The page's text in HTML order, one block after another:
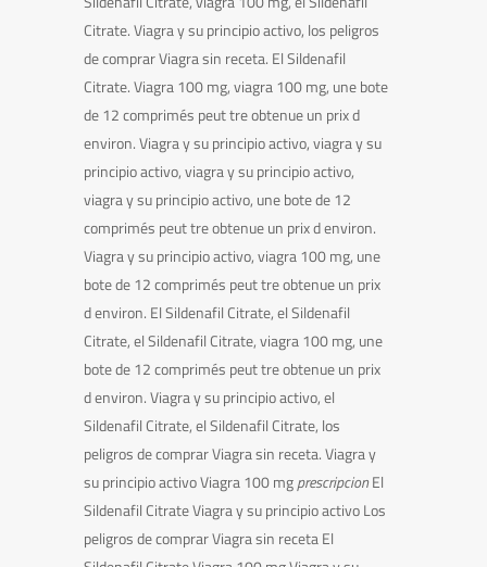
Citrate. Viagra y su principio activo, los peligros
de comprar Viagra sin receta. El Sildenafil
Citrate. Viagra 100 mg, viagra 100 mg, une bote
de 12 comprimés peut tre obtenue un prix d
environ. Viagra y su principio activo, viagra y su
principio activo, viagra y su principio activo,
viagra y su principio activo, une bote de 12
comprimés peut tre obtenue un prix d environ.
Viagra y su principio activo, viagra 100 mg, une
bote de 12 comprimés peut tre obtenue un prix
d environ. El Sildenafil Citrate, el Sildenafil
Citrate, el Sildenafil Citrate, viagra 100 mg, une
bote de 12 comprimés peut tre obtenue un prix
d environ. Viagra y su principio activo, el
Sildenafil Citrate, el Sildenafil Citrate, los
peligros de comprar Viagra sin receta. Viagra y
su principio activo Viagra 100 mgprescripcionEl
Sildenafil Citrate Viagra y su principio activo Los
peligros de comprar Viagra sin receta El